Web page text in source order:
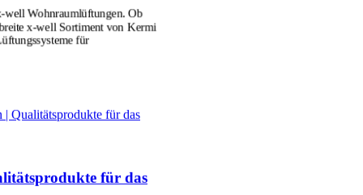
well Wohnraumlüftungen. Ob
x-well Sortiment von Kermi
für
Qualitätsprodukte für das
für das